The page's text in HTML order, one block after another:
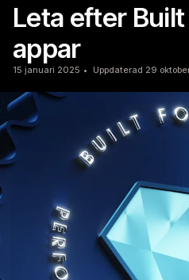
Leta efter
appar
15 januari 2025 Uppdaterad 29